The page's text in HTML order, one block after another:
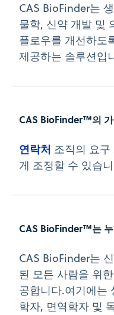
CAS BioFinder는
물학, 신약 개발 및
플로우를 개선하도
제공하는 솔루션입
CAS BioFinder™의
연락처 조직의 요
게 조정할 수 있습
CAS BioFinder™는
CAS BioFinder는
된 모든 사람을 위
공합니다.여기에는
학자, 면역학자 및